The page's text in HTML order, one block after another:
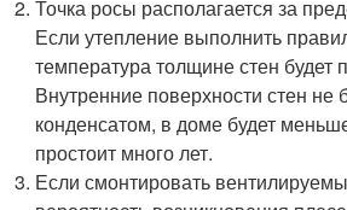
Точка росы располагается за
Если утепление выполнить
температура толщине стен будет
Внутренние поверхности стен не
конденсатом, в доме будет
простоит много лет.
Если смонтировать